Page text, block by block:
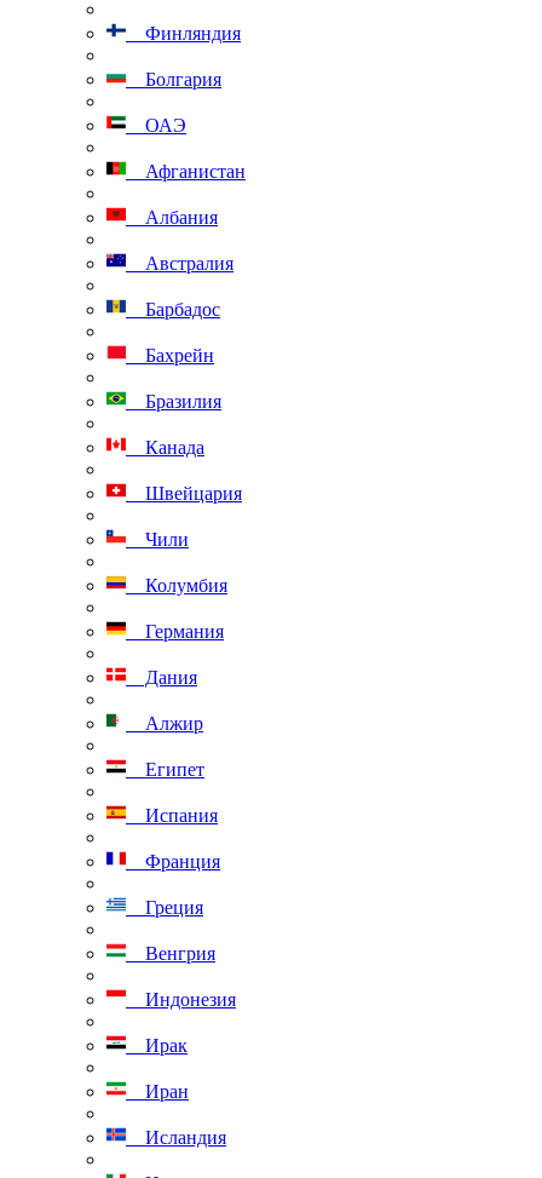
Финляндия
Болгария
ОАЭ
Афганистан
Албания
Австралия
Барбадос
Бахрейн
Бразилия
Канада
Швейцария
Чили
Колумбия
Германия
Дания
Алжир
Египет
Испания
Франция
Греция
Венгрия
Индонезия
Ирак
Иран
Исландия